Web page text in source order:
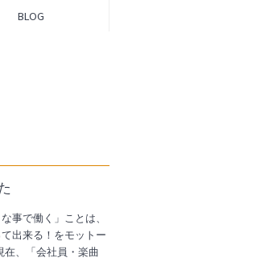
BLOG
な事で働く」ことは、
出来る！をモットー
在、「会社員・楽曲